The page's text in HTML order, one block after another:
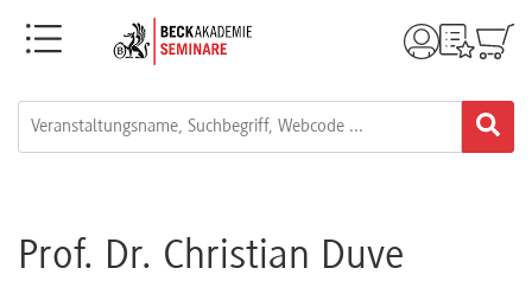
Menü
Prof. Dr. Christian Duve